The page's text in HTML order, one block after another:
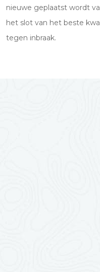
nieuwe geplaatst wordt
het slot van het beste
tegen inbraak.